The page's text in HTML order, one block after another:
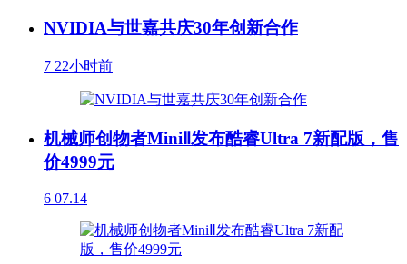
NVIDIA与世嘉共庆30年创新合作
7 22小时前
机械师创物者MiniⅡ发布酷睿Ultra 7新配版，售
价4999元
6 07.14